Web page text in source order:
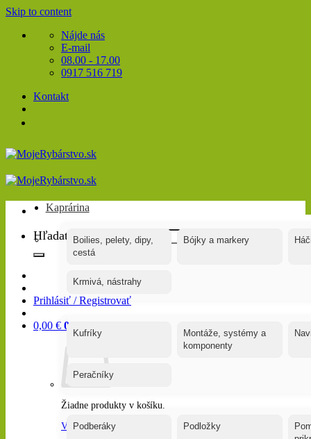
Skip to content
Nájde nás
E-mail
08.00 - 17.00
0917 516 719
Kontakt
Hľadať:
Prihlásiť / Registrovať
0,00 € 0
Žiadne produkty v košíku.
Vrátiť sa do obchodu
Kaprárina
Boilies, pelety, dipy,
cestá
Bójky a markery
Krmivá, nástrahy
Kufríky
Montáže, systémy a
komponenty
Peračníky
Podberáky Podložky